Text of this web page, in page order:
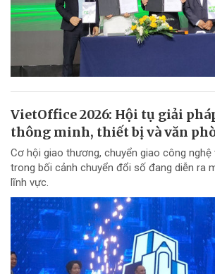
VietOffice 2026: Hội tụ giải
thông minh, thiết bị và văn
Cơ hội giao thương, chuyển giao công
trong bối cảnh chuyển đổi số đang diễn ra
lĩnh vực.